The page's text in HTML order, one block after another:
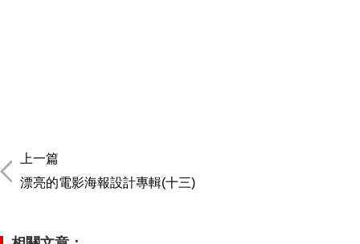
上一篇
漂亮的電影海報設計專輯(十三)